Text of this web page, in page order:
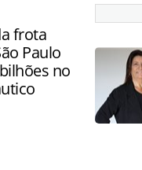
frota
Paulo
no